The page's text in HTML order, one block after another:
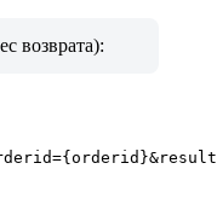
возврата):
orderid